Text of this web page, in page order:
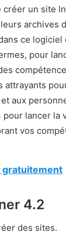
créer un site
archives
ce logiciel
pour
attrayants
aux
lancer
vos
gratuitement
4.2
des sites.